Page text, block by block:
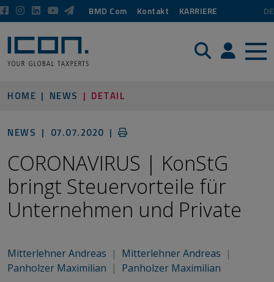
BMD Com Kontakt KARRIERE DE
Suche Login /
HOME NEWS DETAIL
NEWS | 07.07.2020 |
CORONAVIRUS | KonStG
bringt Steuervorteile für
Unternehmen und Private
Mitterlehner Andreas | Mitterlehner Andreas |
Panholzer Maximilian | Panholzer Maximilian